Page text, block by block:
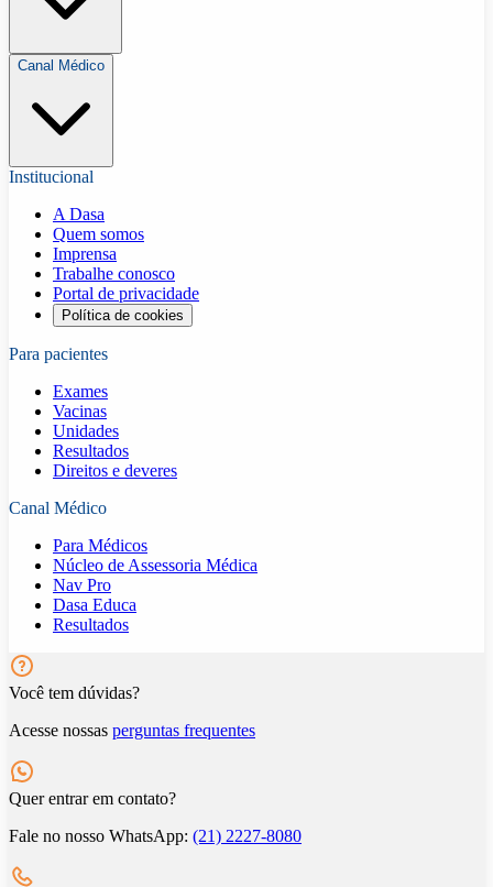
Canal Médico
Institucional
A Dasa
Quem somos
Imprensa
Trabalhe conosco
Portal de privacidade
Política de cookies
Para pacientes
Exames
Vacinas
Unidades
Resultados
Direitos e deveres
Canal Médico
Para Médicos
Núcleo de Assessoria Médica
Nav Pro
Dasa Educa
Resultados
Você tem dúvidas?
Acesse nossas perguntas frequentes
Quer entrar em contato?
Fale no nosso WhatsApp: (21) 2227-8080